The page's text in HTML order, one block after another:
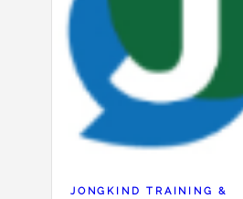
JONGKIND TRAINING &